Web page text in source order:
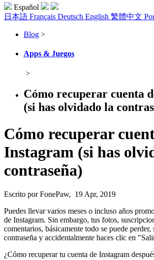
Español
日本語 Français Deutsch English 繁體中文
Blog >
Apps & Juegos
>
Cómo recuperar cuenta
(si has olvidado la
Cómo recuperar
Instagram (si has
contraseña)
Escrito por FonePaw, 19 Apr, 2019
Puedes llevar varios meses o incluso años
de Instagram. Sin embargo, tus fotos,
comentarios, básicamente todo se puede
contraseña y accidentalmente haces clic en
¿Cómo recuperar tu cuenta de Instagram